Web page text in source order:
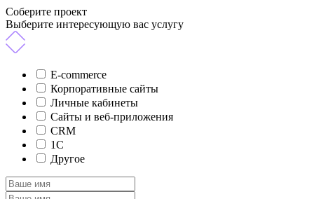
Соберите проект
Выберите интересующую вас услугу
E-commerce
Корпоративные сайты
Личные кабинеты
Сайты и веб-приложения
CRM
1C
Другое